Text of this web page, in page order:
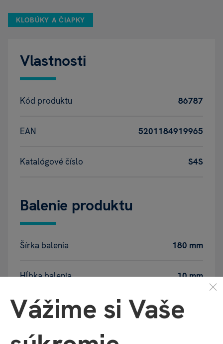
KLOBÚKY A ČIAPKY
Vlastnosti
Kód produktu 86787
EAN 5201184919965
Katalógové číslo S4S
Balenie produktu
Šírka balenia 180 mm
Hĺbka balenia 10 mm
Výška balenia 260 mm
Váha balenia
Vážime si Vaše